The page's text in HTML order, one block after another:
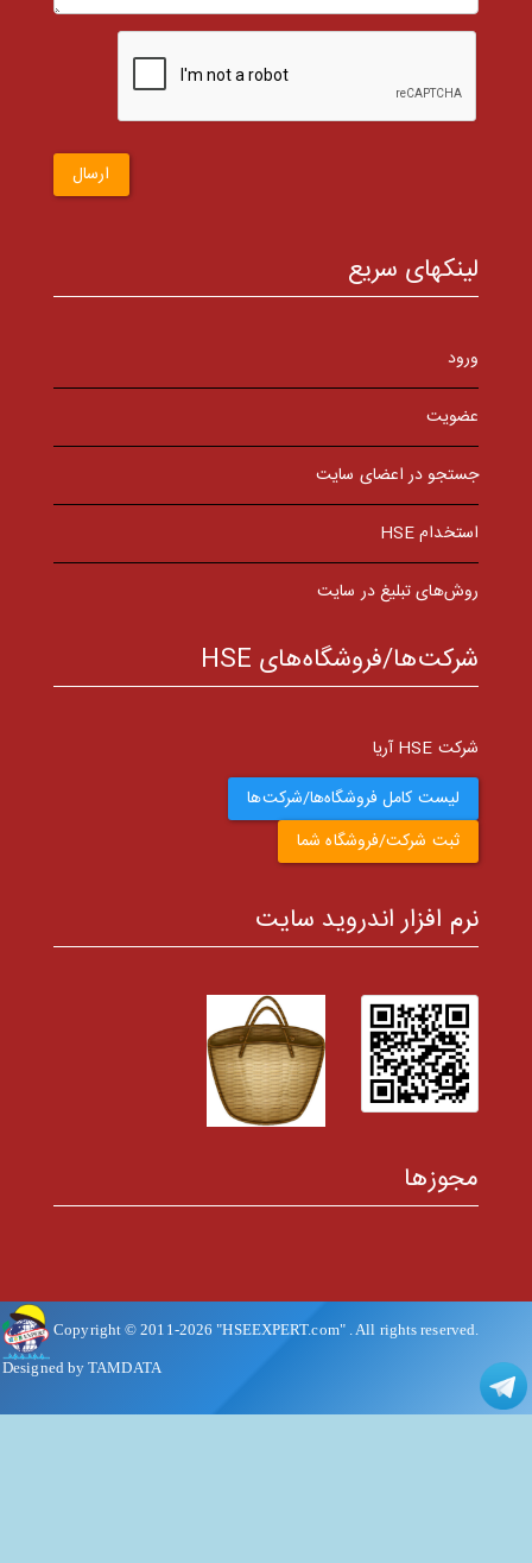
ارسال
لینکهای سریع
ورود
عضویت
جستجو در اعضای سایت
استخدام HSE
روش‌های تبلیغ در سایت
شرکت‌ها/فروشگاه‌های HSE
شرکت HSE آریا
لیست کامل فروشگاه‌ها/شرکت‌ها
ثبت شرکت/فروشگاه شما
نرم افزار اندروید سایت
مجوزها
Copyright © 2011-2026 "HSEEXPERT.com". All rights reserved.
Designed by TAMDATA